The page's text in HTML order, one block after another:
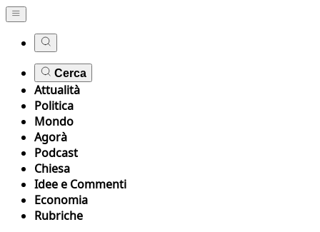
Cerca
Attualità
Politica
Mondo
Agorà
Podcast
Chiesa
Idee e Commenti
Economia
Rubriche